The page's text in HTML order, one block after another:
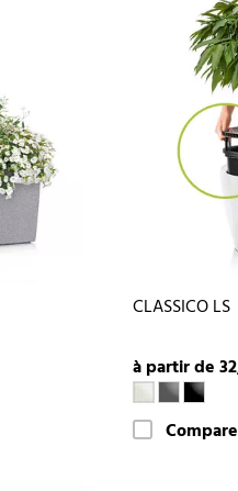
CLASSICO LS
à partir de